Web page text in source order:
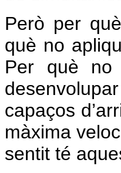
Però per
què no
Per què no
capaços
màxima
sentit té